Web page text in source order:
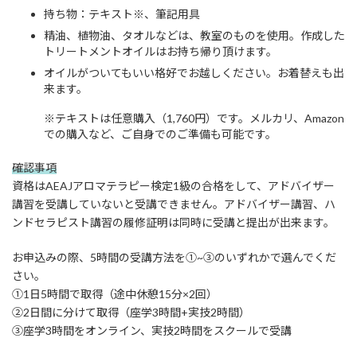
持ち物：テキスト※、筆記用具
精油、植物油、タオルなどは、教室のものを使用。作成した
トリートメントオイルはお持ち帰り頂けます。
オイルがついてもいい格好でお越しください。お着替えも出
来ます。
※テキストは任意購入（1,760円）です。メルカリ、Amazon
での購入など、ご自身でのご準備も可能です。
確認事項
資格はAEAJアロマテラピー検定1級の合格をして、アドバイザー
講習を受講していないと受講できません。 アドバイザー講習、ハ
ンドセラピスト講習の履修証明は同時に受講と提出が出来ます。
お申込みの際、5時間の受講方法を①~③のいずれかで選んでくだ
さい。
①1日5時間で取得（途中休憩15分×2回）
②2日間に分けて取得（座学3時間+実技2時間）
③座学3時間をオンライン、実技2時間をスクールで受講